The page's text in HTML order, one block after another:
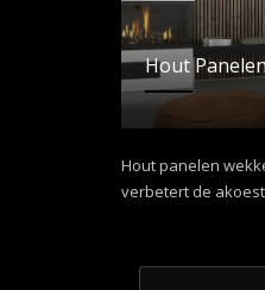
Hout Panelen
Hout panelen
verbetert de